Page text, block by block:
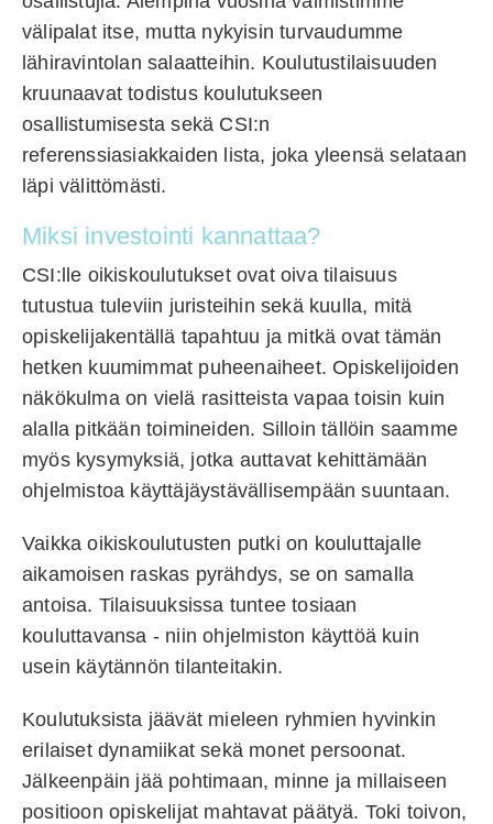
välipalat itse, mutta nykyisin turvaudumme
lähiravintolan salaatteihin. Koulutustilaisuuden
kruunaavat todistus koulutukseen
osallistumisesta sekä CSI:n
referenssiasiakkaiden lista, joka yleensä selataan
läpi välittömästi.
Miksi investointi kannattaa?
CSI:lle oikiskoulutukset ovat oiva tilaisuus
tutustua tuleviin juristeihin sekä kuulla, mitä
opiskelijakentällä tapahtuu ja mitkä ovat tämän
hetken kuumimmat puheenaiheet. Opiskelijoiden
näkökulma on vielä rasitteista vapaa toisin kuin
alalla pitkään toimineiden. Silloin tällöin saamme
myös kysymyksiä, jotka auttavat kehittämään
ohjelmistoa käyttäjäystävällisempään suuntaan.
Vaikka oikiskoulutusten putki on kouluttajalle
aikamoisen raskas pyrähdys, se on samalla
antoisa. Tilaisuuksissa tuntee tosiaan
kouluttavansa - niin ohjelmiston käyttöä kuin
usein käytännön tilanteitakin.
Koulutuksista jäävät mieleen ryhmien hyvinkin
erilaiset dynamiikat sekä monet persoonat.
Jälkeenpäin jää pohtimaan, minne ja millaiseen
positioon opiskelijat mahtavat päätyä. Toki toivon,